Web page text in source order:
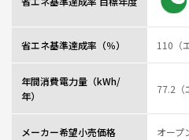
省エネ基準達成率（％） 110（
年間消費電力量（kWh/
年）
77.2（
メーカー希望小売価格 オープ